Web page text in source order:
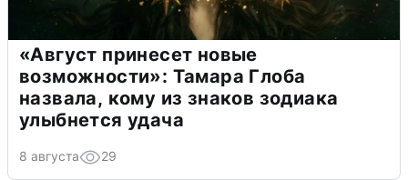
«Август принесет новые
возможности»: Тамара Глоба
назвала, кому из знаков зодиака
улыбнется удача
8 августа 29